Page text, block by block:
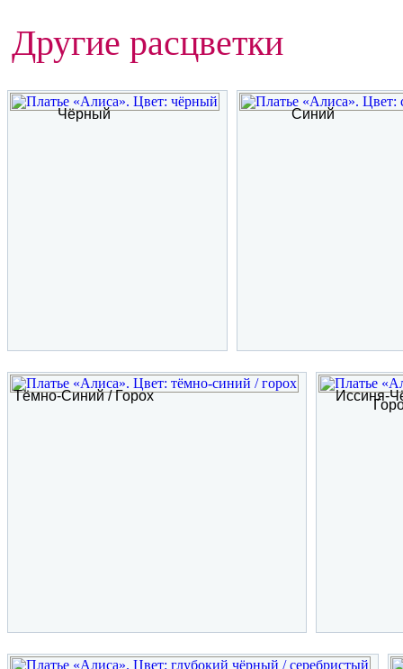
Другие расцветки
Чёрный Синий
Тёмно-Синий / Горох Иссиня-